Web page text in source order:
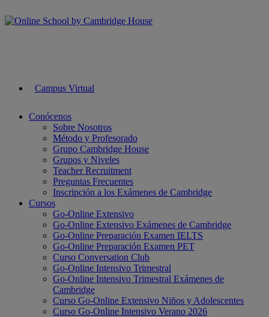
Campus Virtual
Conócenos
Sobre Nosotros
Método y Profesorado
Grupo Cambridge House
Grupos y Niveles
Teacher Recruitment
Preguntas Frecuentes
Inscripción a los Exámenes de Cambridge
Cursos
Go-Online Extensivo
Go-Online Extensivo Exámenes de Cambridge
Go-Online Preparación Examen IELTS
Go-Online Preparación Examen PET
Curso Conversation Club
Go-Online Intensivo Trimestral
Go-Online Intensivo Trimestral Exámenes de
Cambridge
Curso Go-Online Extensivo Niños y Adolescentes
Curso Go-Online Intensivo Verano 2026